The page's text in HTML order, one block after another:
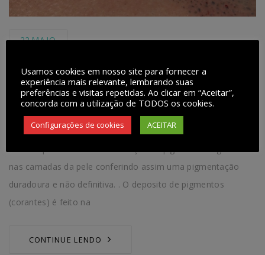
22MAIO
Micropigmentação Capilar
AUTHOR
ADMIN NO OPINIONS
disfarce de calvície e alopécia. A micropigmentação é uma
nas camadas da pele conferindo assim uma pigmentação
duradoura e não definitiva. . O deposito de pigmentos
(corantes) é feito na
CONTINUE LENDO
Usamos cookies em nosso site para fornecer a
experiência mais relevante, lembrando suas
preferências e visitas repetidas. Ao clicar em “Aceitar”,
concorda com a utilização de TODOS os cookies.
Configurações de cookies ACEITAR